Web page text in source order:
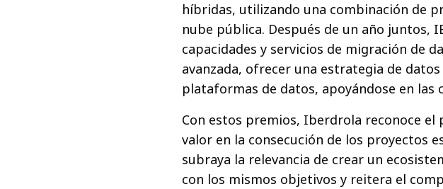
híbridas, utilizando una combinación de
nube pública. Después de un año juntos,
capacidades y servicios de migración de
avanzada, ofrecer una estrategia de
plataformas de datos, apoyándose en las
Con estos premios, Iberdrola reconoce el
valor en la consecución de los proyectos
subraya la relevancia de crear un
con los mismos objetivos y reitera el